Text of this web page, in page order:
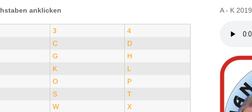
anklicken
3
4
C
D
G
H
K
L
O
P
S
T
W
X
A - K 2019